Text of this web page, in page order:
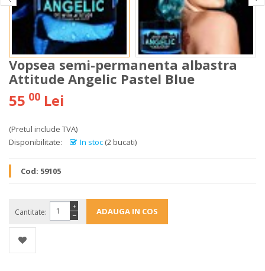
Vopsea semi-permanenta albastra
Attitude Angelic Pastel Blue
55 00 Lei
(Pretul include TVA)
Disponibilitate:
In stoc (2 bucati)
Cod: 59105
Cantitate: −
+